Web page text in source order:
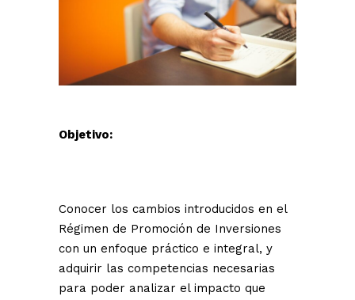
Objetivo:
Conocer los cambios introducidos en el
Régimen de Promoción de Inversiones
con un enfoque práctico e integral, y
adquirir las competencias necesarias
para poder analizar el impacto que